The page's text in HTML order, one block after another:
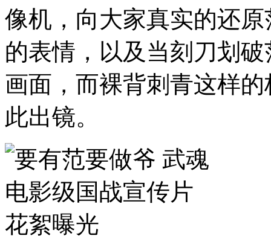
像机，向大家真实的还
的表情，以及当刻刀划
画面，而裸背刺青这样
此出镜。